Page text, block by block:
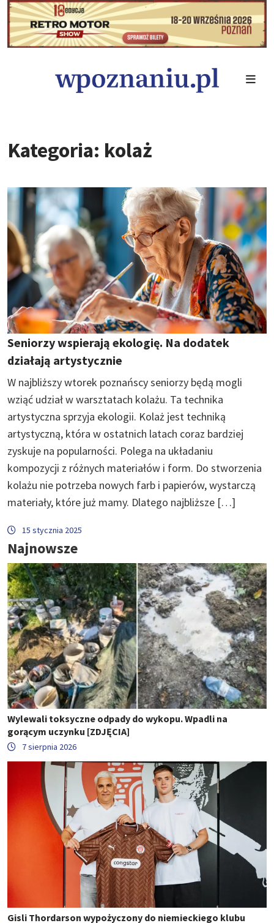
Kategoria: kolaż
Seniorzy wspierają ekologię. Na dodatek
działają artystycznie
W najbliższy wtorek poznańscy seniorzy będą mogli
wziąć udział w warsztatach kolażu. Ta technika
artystyczna sprzyja ekologii. Kolaż jest techniką
artystyczną, która w ostatnich latach coraz bardziej
zyskuje na popularności. Polega na układaniu
kompozycji z różnych materiałów i form. Do stworzenia
kolażu nie potrzeba nowych farb i papierów, wystarczą
materiały, które już mamy. Dlatego najbliższe […]
15 stycznia 2025
Najnowsze
Wylewali toksyczne odpady do wykopu. Wpadli na
gorącym uczynku [ZDJĘCIA]
7 sierpnia 2026
Gisli Thordarson wypożyczony do niemieckiego klubu